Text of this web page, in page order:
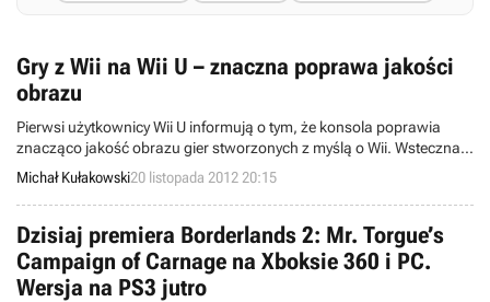
Gry z Wii na Wii U – znaczna poprawa jakości
obrazu
Pierwsi użytkownicy Wii U informują o tym, że konsola poprawia
znacząco jakość obrazu gier stworzonych z myślą o Wii. Wsteczna
kompatybilność została zapowiedziana przez Nintendo już w czasie
najwcześniejszych prezentacji platformy i wprowadzono ją wraz z
pierwszą aktualizacją firmware`u.
Michał Kułakowski20 listopada 2012 20:15
Dzisiaj premiera Borderlands 2: Mr. Torgue’s
Campaign of Carnage na Xboksie 360 i PC.
Wersja na PS3 jutro